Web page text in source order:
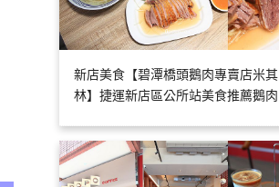
新店美食【碧潭橋頭鵝肉專賣店米其
林】捷運新店區公所站美食推薦鵝肉